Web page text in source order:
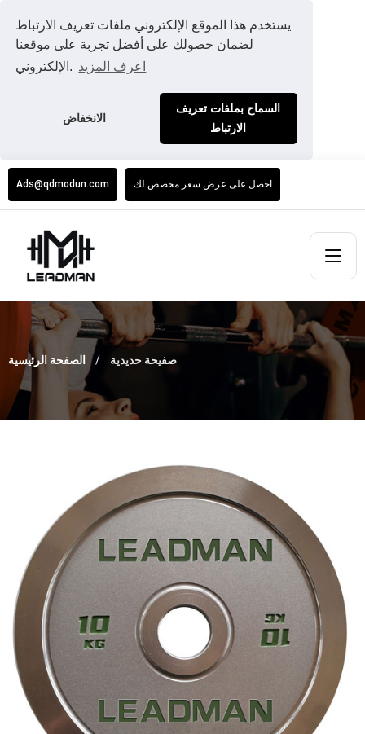
يستخدم هذا الموقع الإلكتروني ملفات تعريف الارتباط
لضمان حصولك على أفضل تجربة على موقعنا
الإلكتروني. اعرف المزيد
الانخفاض
السماح بملفات تعريف
الارتباط
Ads@qdmodun.com احصل على عرض سعر مخصص لك
الصفحة الرئيسية صفيحة حديدية